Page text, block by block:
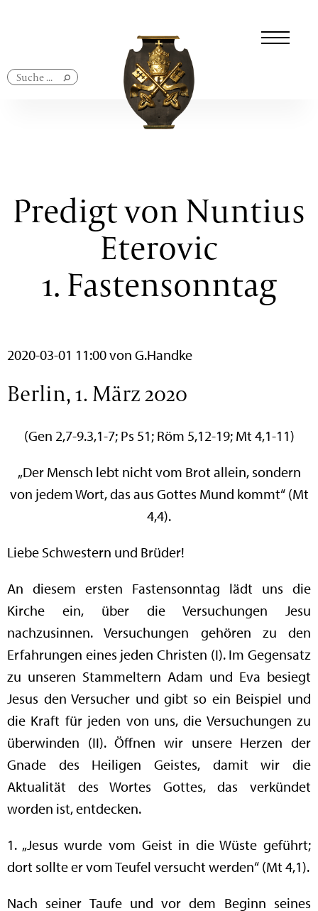
Predigt von Nuntius
Eterovic
1. Fastensonntag
2020-03-01 11:00von G.Handke
Berlin, 1. März 2020
(Gen 2,7-9.3,1-7; Ps 51; Röm 5,12-19; Mt 4,1-11)
„Der Mensch lebt nicht vom Brot allein, sondern
von jedem Wort, das aus Gottes Mund kommt“ (Mt
4,4).
Liebe Schwestern und Brüder!
An diesem ersten Fastensonntag lädt uns die
Kirche ein, über die Versuchungen Jesu
nachzusinnen. Versuchungen gehören zu den
Erfahrungen eines jeden Christen (I). Im Gegensatz
zu unseren Stammeltern Adam und Eva besiegt
Jesus den Versucher und gibt so ein Beispiel und
die Kraft für jeden von uns, die Versuchungen zu
überwinden (II). Öffnen wir unsere Herzen der
Gnade des Heiligen Geistes, damit wir die
Aktualität des Wortes Gottes, das verkündet
worden ist, entdecken.
1. „Jesus wurde vom Geist in die Wüste geführt;
dort sollte er vom Teufel versucht werden“ (Mt 4,1).
Nach seiner Taufe und vor dem Beginn seines